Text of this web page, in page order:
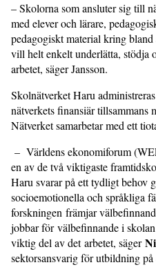
– Skolorna som ansluter sig till
med elever och lärare,
pedagogiskt material kring
vill helt enkelt underlätta, stödja
arbetet, säger Jansson.
Skolnätverket Haru
nätverkets finansiär tillsammans
Nätverket samarbetar med ett
– Världens ekonomiforum
en av de två viktigaste
Haru svarar på ett tydligt behov
socioemotionella och språkliga
forskningen främjar
jobbar för välbefinnande i
viktig del av det arbetet, säger
sektorsansvarig för utbildning på